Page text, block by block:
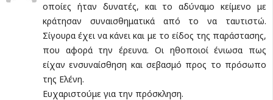
οποίες ήταν δυνατές, και το αδύναμο κείμενο με
κράτησαν συναισθηματικά από το να ταυτιστώ.
Σίγουρα έχει να κάνει και με το είδος της παράστασης,
που αφορά την έρευνα. Οι ηθοποιοί ένιωσα πως
είχαν ενσυναίσθηση και σεβασμό προς το πρόσωπο
της Ελένη.
Ευχαριστούμε για την πρόσκληση.